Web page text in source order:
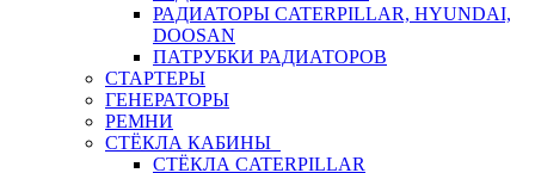
РАДИАТОРЫ CATERPILLAR, HYUNDAI,
DOOSAN
ПАТРУБКИ РАДИАТОРОВ
СТАРТЕРЫ
ГЕНЕРАТОРЫ
РЕМНИ
СТЁКЛА КАБИНЫ
СТЁКЛА CATERPILLAR